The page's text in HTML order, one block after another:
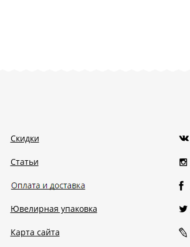
Скидки
Статьи
Ювелирная упаковка
Карта сайта